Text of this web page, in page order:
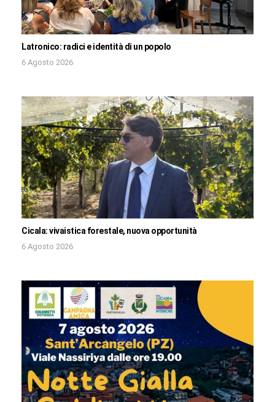
Latronico: radici e identità di un popolo
6 Agosto 2026
Cicala: vivaistica forestale, nuova opportunità
6 Agosto 2026